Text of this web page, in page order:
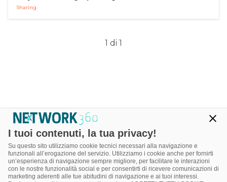
Sharing
1 di 1
I tuoi contenuti, la tua privacy!
Su questo sito utilizziamo cookie tecnici necessari alla navigazione e
funzionali all’erogazione del servizio. Utilizziamo i cookie anche per fornirti
un’esperienza di navigazione sempre migliore, per facilitare le interazioni
con le nostre funzionalità social e per consentirti di ricevere comunicazioni di
marketing aderenti alle tue abitudini di navigazione e ai tuoi interessi.